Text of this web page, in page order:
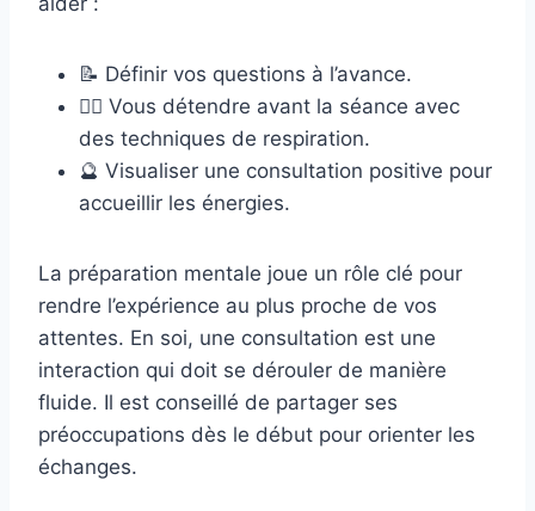
📝 Définir vos questions à l’avance.
🧘‍♀️ Vous détendre avant la séance avec
des techniques de respiration.
🔮 Visualiser une consultation positive pour
accueillir les énergies.
La préparation mentale joue un rôle clé pour
rendre l’expérience au plus proche de vos
attentes. En soi, une consultation est une
interaction qui doit se dérouler de manière
fluide. Il est conseillé de partager ses
préoccupations dès le début pour orienter les
échanges.